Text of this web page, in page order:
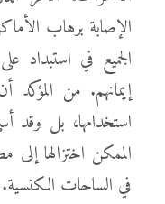
الإصابة برهاب
الجميع في استبداد
إيمانهم. من المؤكد
استخدامها، بل وقد
الممكن اختزالها
في الساحات الكنسية.